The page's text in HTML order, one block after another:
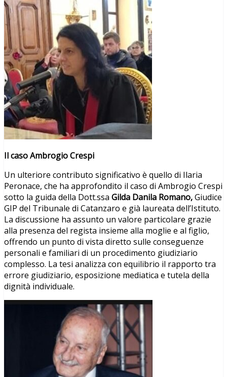
Il caso Ambrogio Crespi
Un ulteriore contributo significativo è quello di Ilaria
Peronace, che ha approfondito il caso di Ambrogio Crespi
sotto la guida della Dott.ssa Gilda Danila Romano,Giudice
GIP del Tribunale di Catanzaro e già laureata dell’Istituto.
La discussione ha assunto un valore particolare grazie
alla presenza del regista insieme alla moglie e al figlio,
offrendo un punto di vista diretto sulle conseguenze
personali e familiari di un procedimento giudiziario
complesso. La tesi analizza con equilibrio il rapporto tra
errore giudiziario, esposizione mediatica e tutela della
dignità individuale.